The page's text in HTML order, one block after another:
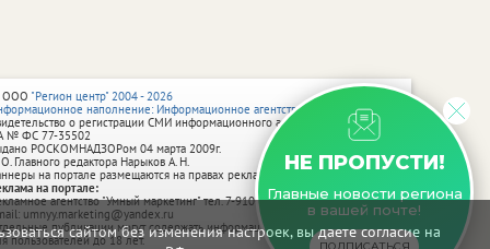
сайтом без изменения настроек, вы даете согласие на
НЕ ПРОПУСТИ!
Главные новости региона
в вашей почте!
"Регион центр" 2004 - 2026
наполнение: Информационное агентство vRossii.ru
о регистрации СМИ информационного агентства vRossii.ru
№ ФС 77‑35502
РОСКОМНАДЗОРом 04 марта 2009г.
Главного редактора Нарыков А. Н.
на портале размещаются на правах рекламы.
на портале:
агентство "Умный маркетинг" тел. 7-910-267-70-40,
umnyy.marketing@yandex.ru
публикации могут содержать информацию, не предназначенную
пользователей до 18 лет.